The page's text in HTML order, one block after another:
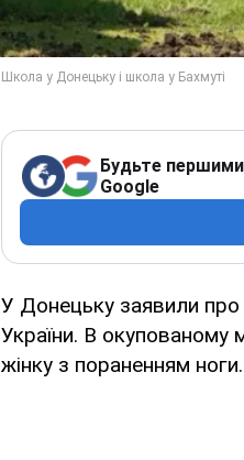
Будьте першими
Google
У Донецьку заявили про
України. В окупованому
жінку з пораненням ноги.